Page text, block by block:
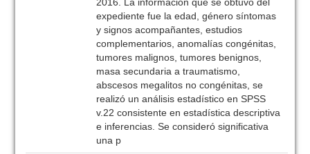
expediente fue la edad, género síntomas
y signos acompañantes, estudios
complementarios, anomalías congénitas,
tumores malignos, tumores benignos,
masa secundaria a traumatismo,
abscesos megalitos no congénitas, se
realizó un análisis estadístico en SPSS
v.22 consistente en estadística descriptiva
e inferencias. Se consideró significativa
una p